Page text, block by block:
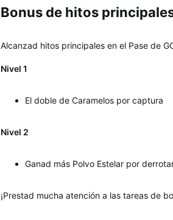
Bonus de hitos
Alcanzad hitos principales en el Pase de
Nivel 1
El doble de Caramelos por captura
Nivel 2
Ganad más Polvo Estelar por
¡Prestad mucha atención a las tareas de